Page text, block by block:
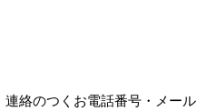
絡のつくお電話番号・メー